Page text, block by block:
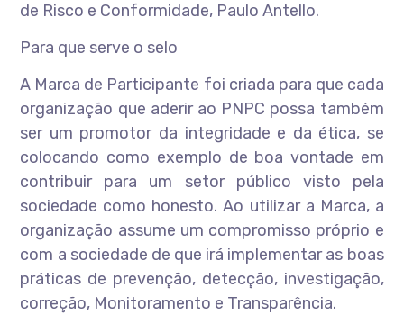
de Risco e Conformidade, Paulo Antello.
Para que serve o selo
A Marca de Participante foi criada para que cada
organização que aderir ao PNPC possa também
ser um promotor da integridade e da ética, se
colocando como exemplo de boa vontade em
contribuir para um setor público visto pela
sociedade como honesto. Ao utilizar a Marca, a
organização assume um compromisso próprio e
com a sociedade de que irá implementar as boas
práticas de prevenção, detecção, investigação,
correção, Monitoramento e Transparência.